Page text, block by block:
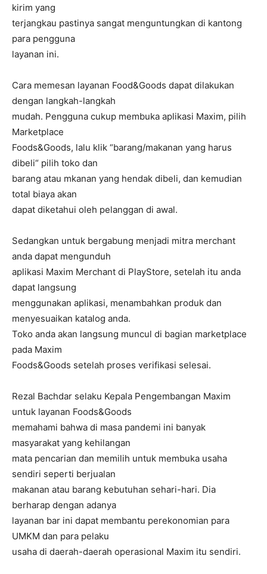
kirim yang
terjangkau pastinya sangat menguntungkan di kantong
para pengguna
layanan ini.
Cara memesan layanan Food&Goods dapat dilakukan
dengan langkah-langkah
mudah. Pengguna cukup membuka aplikasi Maxim, pilih
Marketplace
Foods&Goods, lalu klik “barang/makanan yang harus
dibeli“ pilih toko dan
barang atau mkanan yang hendak dibeli, dan kemudian
total biaya akan
dapat diketahui oleh pelanggan di awal.
Sedangkan untuk bergabung menjadi mitra merchant
anda dapat mengunduh
aplikasi Maxim Merchant di PlayStore, setelah itu anda
dapat langsung
menggunakan aplikasi, menambahkan produk dan
menyesuaikan katalog anda.
Toko anda akan langsung muncul di bagian marketplace
pada Maxim
Foods&Goods setelah proses verifikasi selesai.
Rezal Bachdar selaku Kepala Pengembangan Maxim
untuk layanan Foods&Goods
memahami bahwa di masa pandemi ini banyak
masyarakat yang kehilangan
mata pencarian dan memilih untuk membuka usaha
sendiri seperti berjualan
makanan atau barang kebutuhan sehari-hari. Dia
berharap dengan adanya
layanan bar ini dapat membantu perekonomian para
UMKM dan para pelaku
usaha di daerah-daerah operasional Maxim itu sendiri.